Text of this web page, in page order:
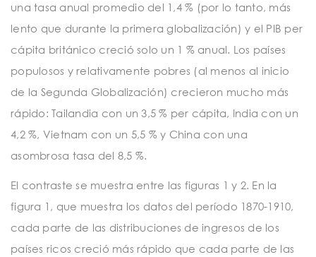
una tasa anual promedio del 1,4 % (por lo tanto, más
lento que durante la primera globalización) y el PIB per
cápita británico creció solo un 1 % anual. Los países
populosos y relativamente pobres (al menos al inicio
de la Segunda Globalización) crecieron mucho más
rápido: Tailandia con un 3,5 % per cápita, India con un
4,2 %, Vietnam con un 5,5 % y China con una
asombrosa tasa del 8,5 %.
El contraste se muestra entre las figuras 1 y 2. En la
figura 1, que muestra los datos del período 1870-1910,
cada parte de las distribuciones de ingresos de los
países ricos creció más rápido que cada parte de las